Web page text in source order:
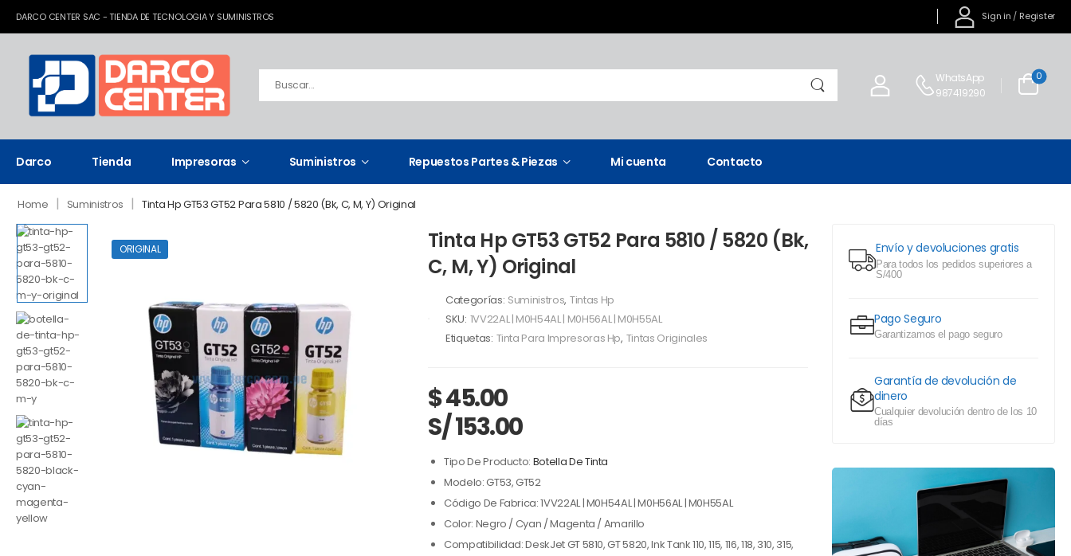
DARCO CENTER SAC - TIENDA DE TECNOLOGIA Y SUMINISTROS Sign in / Register
WhatsApp
987419290
0
Darco Tienda Impresoras Suministros Repuestos Partes & Piezas Mi cuenta Contacto
Home | Suministros | Tinta Hp GT53 GT52 Para 5810 / 5820 (Bk, C, M, Y) Original
Envío y devoluciones gratis
Para todos los pedidos superiores a
S/400
Pago Seguro
Garantizamos el pago seguro
Garantía de devolución de
dinero
Cualquier devolución dentro de los 10
días
ORIGINAL
Tinta Hp GT53 GT52 Para 5810 / 5820 (Bk,
C, M, Y) Original
Categorías: Suministros, Tintas Hp
SKU: 1VV22AL | M0H54AL | M0H56AL | M0H55AL
Etiquetas: Tinta Para Impresoras Hp, Tintas Originales
$45.00
S/ 153.00
Tipo De Producto: Botella De Tinta
Modelo: GT53, GT52
Código De Fabrica: 1VV22AL | M0H54AL | M0H56AL | M0H55AL
Color: Negro / Cyan / Magenta / Amarillo
Compatibilidad: DeskJet GT 5810, GT 5820, Ink Tank 110, 115, 116, 118, 310, 315,